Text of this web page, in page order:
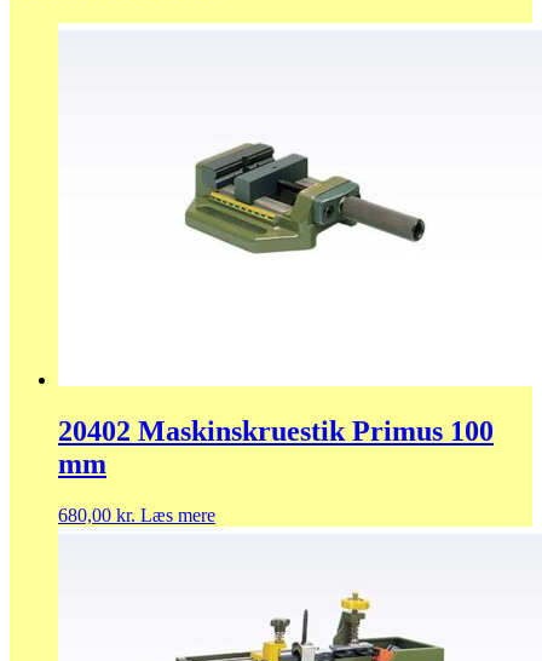
20402 Maskinskruestik Primus 100
mm
680,00 kr. Læs mere